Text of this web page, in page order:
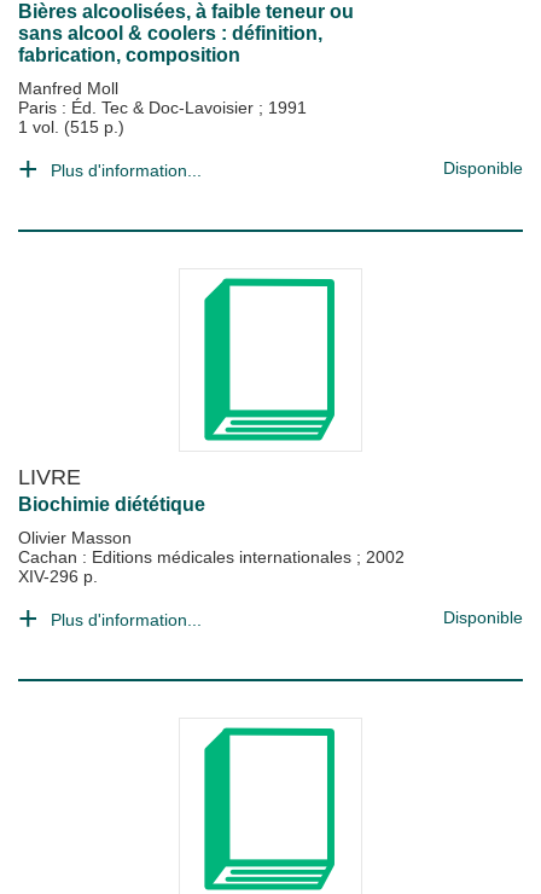
Bières alcoolisées, à faible teneur ou
sans alcool & coolers : définition,
fabrication, composition
Manfred Moll
Paris : Éd. Tec & Doc-Lavoisier ; 1991
1 vol. (515 p.)
Plus d'information... Disponible
LIVRE
Biochimie diététique
Olivier Masson
Cachan : Editions médicales internationales ; 2002
XIV-296 p.
Plus d'information... Disponible